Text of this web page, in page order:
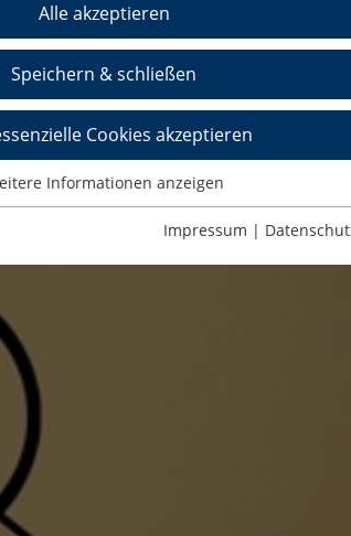
Alle akzeptieren
Speichern & schließen
Cookies akzeptieren
Informationen anzeigen
Impressum |
2026